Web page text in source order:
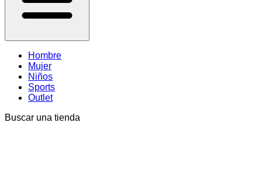
Hombre
Mujer
Niños
Sports
Outlet
Buscar una tienda